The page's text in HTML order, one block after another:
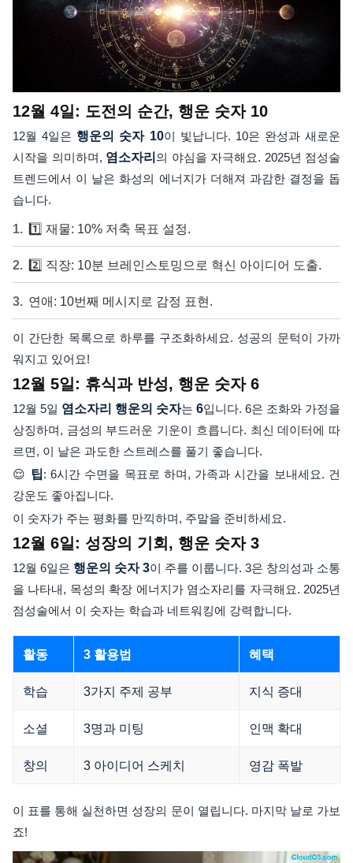
12월 4일: 도전의 순간, 행운 숫자 10
12월 4일은 행운의 숫자 10이 빛납니다. 10은 완성과 새로운
시작을 의미하며, 염소자리 의 야심을 자극해요. 2025년 점성술
트렌드에서 이 날은 화성의 에너지가 더해져 과감한 결정을 돕
습니다.
1️⃣ 재물: 10% 저축 목표 설정.
2️⃣ 직장: 10분 브레인스토밍으로 혁신 아이디어 도출.
연애: 10번째 메시지로 감정 표현.
이 간단한 목록으로 하루를 구조화하세요. 성공의 문턱이 가까
워지고 있어요!
12월 5일: 휴식과 반성, 행운 숫자 6
12월 5일 염소자리 행운의 숫자는 6입니다. 6은 조화와 가정을
상징하며, 금성의 부드러운 기운이 흐릅니다. 최신 데이터에 따
르면, 이 날은 과도한 스트레스를 풀기 좋습니다.
😌 팁: 6시간 수면을 목표로 하며, 가족과 시간을 보내세요. 건
강운도 좋아집니다.
이 숫자가 주는 평화를 만끽하며, 주말을 준비하세요.
12월 6일: 성장의 기회, 행운 숫자 3
12월 6일은 행운의 숫자 3이 주를 이룹니다. 3은 창의성과 소통
을 나타내, 목성의 확장 에너지가 염소자리를 자극해요. 2025년
점성술에서 이 숫자는 학습과 네트워킹에 강력합니다.
활동 3 활용법 혜택
학습 3가지 주제 공부 지식 증대
소셜 3명과 미팅 인맥 확대
창의 3 아이디어 스케치 영감 폭발
이 표를 통해 실천하면 성장의 문이 열립니다. 마지막 날로 가보
죠!